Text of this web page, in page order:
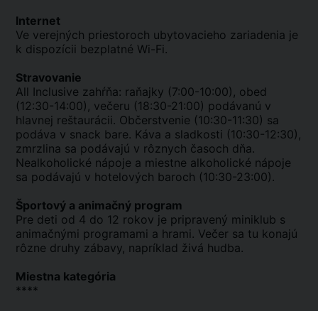
Internet
Ve verejných priestoroch ubytovacieho zariadenia je
k dispozícii bezplatné Wi-Fi.
Stravovanie
All Inclusive zahŕňa: raňajky (7:00-10:00), obed
(12:30-14:00), večeru (18:30-21:00) podávanú v
hlavnej reštaurácii. Občerstvenie (10:30-11:30) sa
podáva v snack bare. Káva a sladkosti (10:30-12:30),
zmrzlina sa podávajú v rôznych časoch dňa.
Nealkoholické nápoje a miestne alkoholické nápoje
sa podávajú v hotelových baroch (10:30-23:00).
Športový a animačný program
Pre deti od 4 do 12 rokov je pripravený miniklub s
animačnými programami a hrami. Večer sa tu konajú
rôzne druhy zábavy, napríklad živá hudba.
Miestna kategória
****